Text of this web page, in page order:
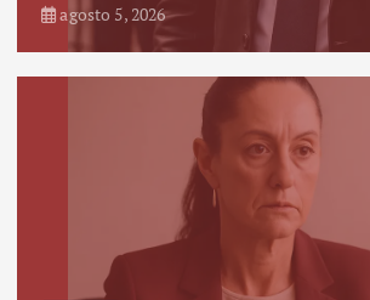
agosto 5, 2026